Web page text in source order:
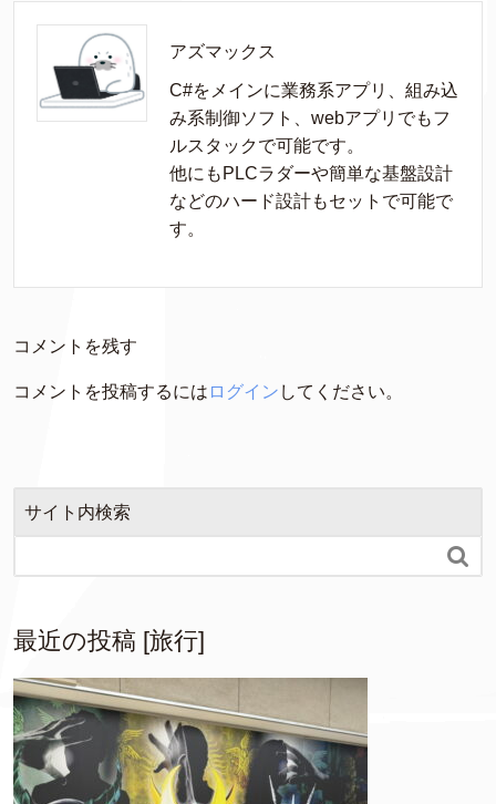
アズマックス
C#をメインに業務系アプリ、組み込
み系制御ソフト、webアプリでもフ
ルスタックで可能です。
他にもPLCラダーや簡単な基盤設計
などのハード設計もセットで可能で
す。
コメントを残す
コメントを投稿するには ログイン してください。
サイト内検索

最近の投稿 [旅行]